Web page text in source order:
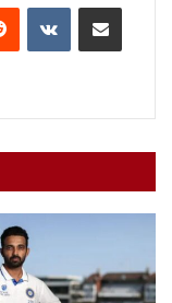
Reddit VKontakteShare via Email